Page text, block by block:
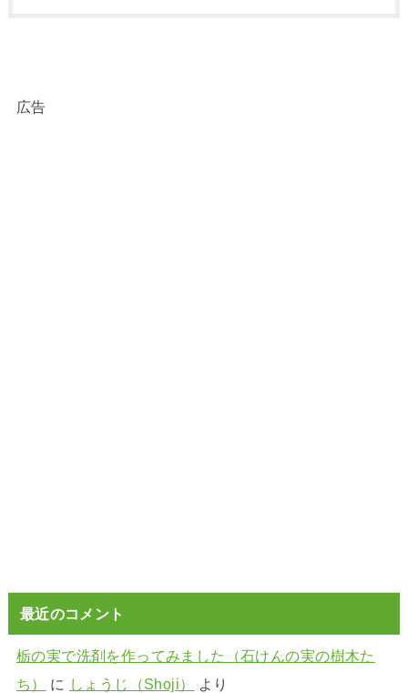
広告
最近のコメント
栃の実で洗剤を作ってみました（石けんの実の樹木た
ち）
に しょうじ（Shoji） より